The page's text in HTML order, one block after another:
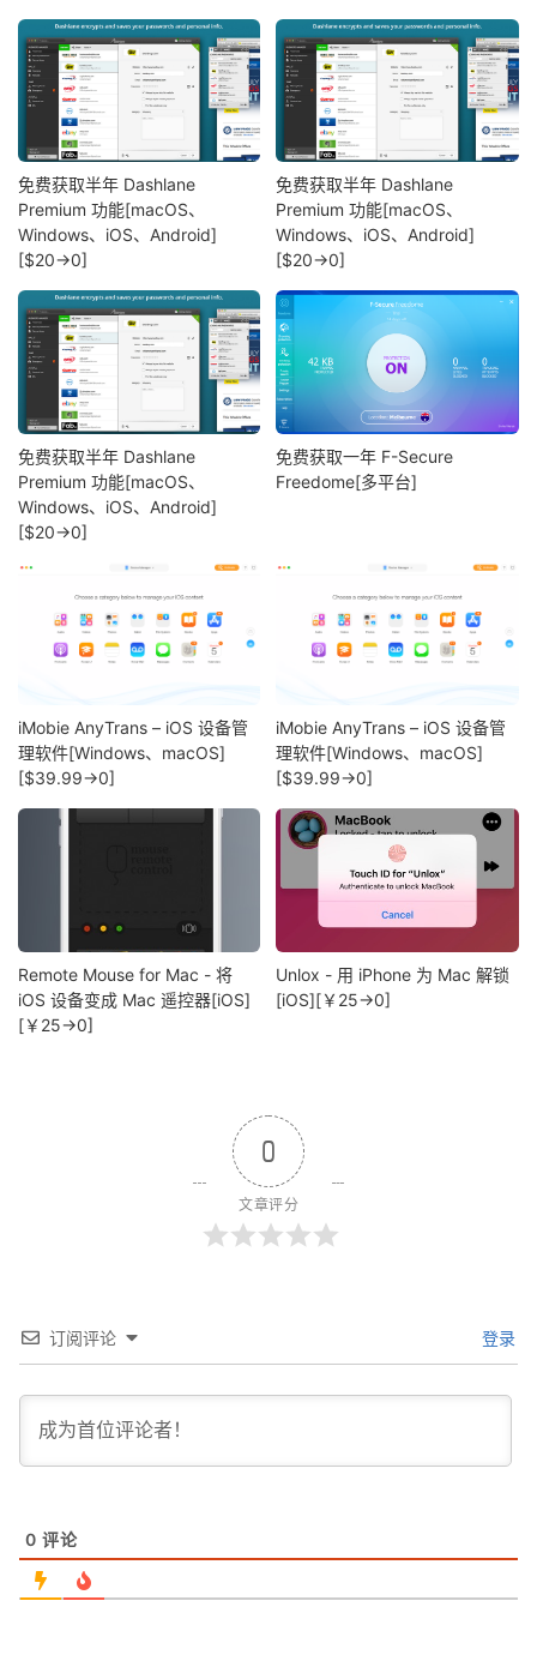
免费获取半年 Dashlane
Premium 功能[macOS、
Windows、iOS、Android]
[$20→0]
免费获取半年 Dashlane
Premium 功能[macOS、
Windows、iOS、Android]
[$20→0]
免费获取半年 Dashlane
Premium 功能[macOS、
Windows、iOS、Android]
[$20→0]
免费获取一年 F-Secure
Freedome[多平台]
iMobie AnyTrans – iOS 设备管
理软件[Windows、macOS]
[$39.99→0]
iMobie AnyTrans – iOS 设备管
理软件[Windows、macOS]
[$39.99→0]
Remote Mouse for Mac - 将
iOS 设备变成 Mac 遥控器[iOS]
[￥25→0]
Unlox - 用 iPhone 为 Mac 解锁
[iOS][￥25→0]
0
文章评分
订阅评论 登录
0 评论